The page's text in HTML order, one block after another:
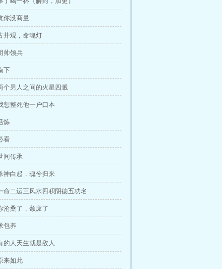
你没商量
井观，命魂灯
帅领兵
下
个男人之间的火星四溅
想整死他一户口本
炼
看
间传承
神白起，魂兮归来
命二运三风水四积阴德五功名
沧桑了，颓废了
包养
的人天生就是敌人
来如此